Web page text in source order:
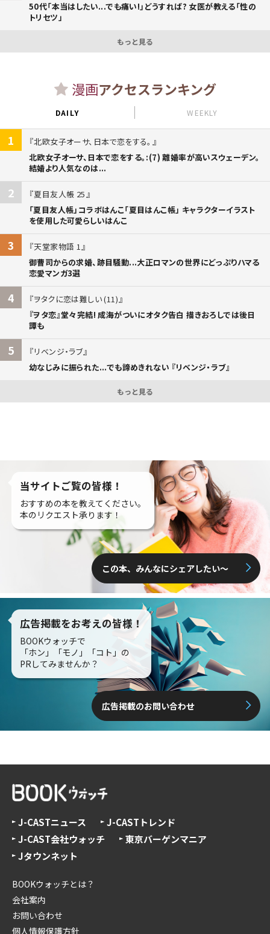
50代「本当はしたい...でも痛い!」どうすれば? 女医が教える「性の
トリセツ」
もっと見る
漫画アクセスランキング
DAILY WEEKLY
1
北欧女子オーサ、日本で恋をする。
北欧女子オーサ、日本で恋をする。:(7) 離婚率が高いスウェーデン。
結婚より人気なのは...
2
夏目友人帳 25
「夏目友人帳」コラボはんこ「夏目はんこ帳」 キャラクターイラスト
を使用した可愛らしいはんこ
3
天堂家物語 1
御曹司からの求婚、跡目騒動...大正ロマンの世界にどっぷりハマる
恋愛マンガ3選
4
ヲタクに恋は難しい (11)
『ヲタ恋』堂々完結! 成海がついにオタク告白 描きおろしでは後日
譚も
5
リベンジ・ラブ
幼なじみに振られた...でも諦めきれない 『リベンジ・ラブ』
もっと見る
当サイトご覧の皆様！
おすすめの本を教えてください。
本のリクエスト承ります！
この本、みんなにシェアしたい〜
広告掲載をお考えの皆様！
BOOKウォッチで
「ホン」「モノ」「コト」の
PRしてみませんか？
広告掲載のお問い合わせ
J-CASTニュース
J-CASTトレンド
J-CAST会社ウォッチ
東京バーゲンマニア
Jタウンネット
BOOKウォッチとは？
会社案内
お問い合わせ
個人情報保護方針